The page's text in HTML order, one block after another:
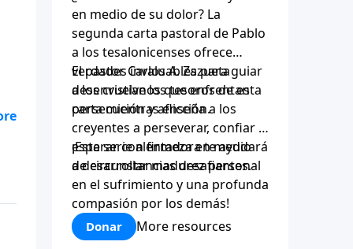
en medio de su dolor? La
segunda carta pastoral de Pablo
a los tesalonicenses ofrece
verdades invaluables para guiar
a los cristianos que enfrentan
persecución y aflicción.
El pastor Carlos A. Zazueta
desenvuelve los tesoros de esta
carta mientras enseña a los
creyentes a perseverar, confiar y
esperar con firmeza en medio
de circunstancias desafiantes.
¡Esta serie alentadora te ayudará
a desarrollar madurez personal
en el sufrimiento y una profunda
compasión por los demás!
Donar More resources